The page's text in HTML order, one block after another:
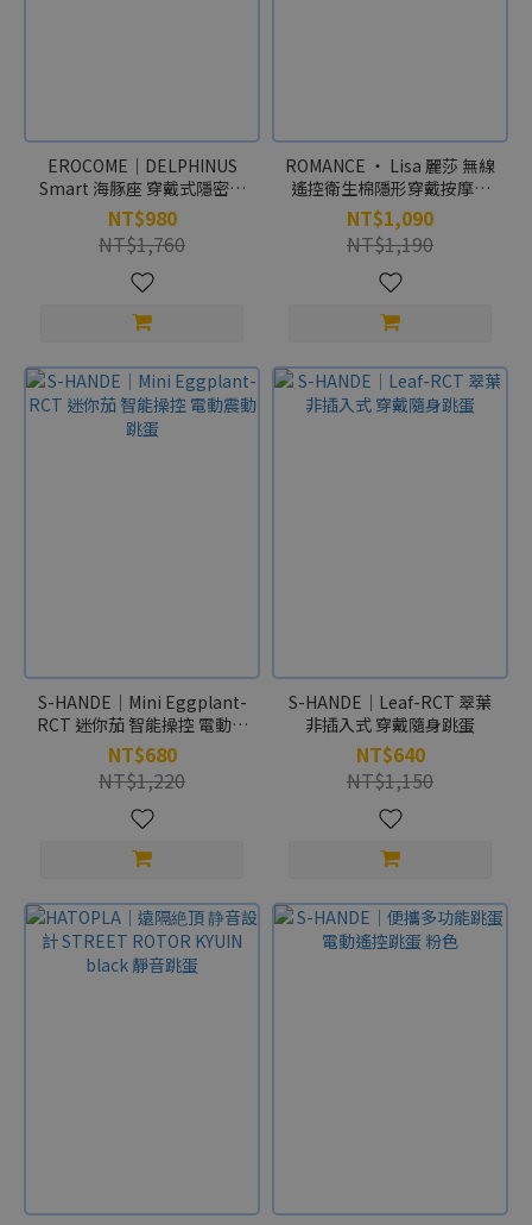
EROCOME｜DELPHINUS
Smart 海豚座 穿戴式隱密強
震跳蛋 按摩器 智能版 可遙控
NT$980
NT$1,760
ROMANCE ‧ Lisa 麗莎 無線
遙控衛生棉隱形穿戴按摩器
﹝磁吸固定內褲﹞
NT$1,090
NT$1,190
S-HANDE｜Mini Eggplant-
RCT 迷你茄 智能操控 電動震
動跳蛋
NT$680
NT$1,220
S-HANDE｜Leaf-RCT 翠葉
非插入式 穿戴隨身跳蛋
NT$640
NT$1,150